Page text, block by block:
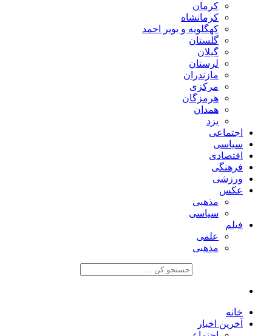
کرمان
کرمانشاه
کهگلویه و بویر احمد
گلستان
گیلان
لرستان
مازندران
مرکزی
هرمزگان
همدان
یزد
اجتماعی
سیاسی
اقتصادی
فرهنگی
ورزشی
عکس
مذهبی
سیاسی
فیلم
علمی
مذهبی
خانه
آخرین اخبار